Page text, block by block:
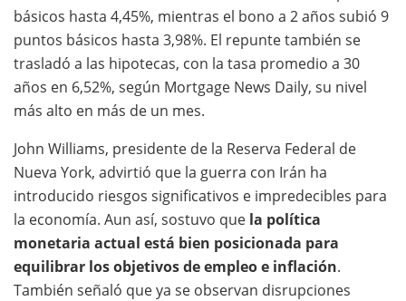
básicos hasta 4,45%, mientras el bono a 2 años subió 9
puntos básicos hasta 3,98%. El repunte también se
trasladó a las hipotecas, con la tasa promedio a 30
años en 6,52%, según Mortgage News Daily, su nivel
más alto en más de un mes.
John Williams, presidente de la Reserva Federal de
Nueva York, advirtió que la guerra con Irán ha
introducido riesgos significativos e impredecibles para
la economía. Aun así, sostuvo que la política
monetaria actual está bien posicionada para
equilibrar los objetivos de empleo e inflación.
También señaló que ya se observan disrupciones